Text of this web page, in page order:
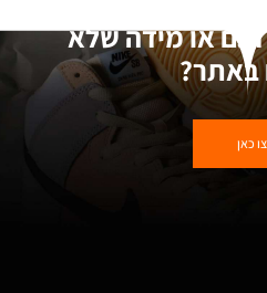
דגם או מידה שלא
באתר?
כאן